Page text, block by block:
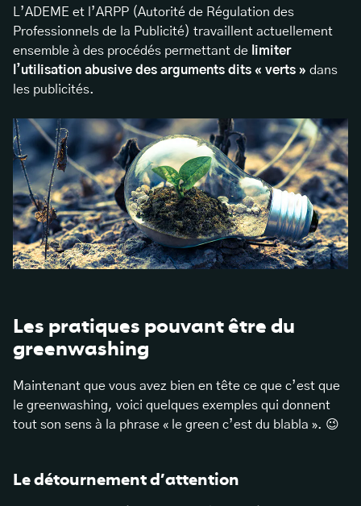
L’ADEME et l’ARPP (Autorité de Régulation des
Professionnels de la Publicité) travaillent actuellement
ensemble à des procédés permettant de limiter
l’utilisation abusive des arguments dits « verts » dans
les publicités.
Les pratiques pouvant être du
greenwashing
Maintenant que vous avez bien en tête ce que c’est que
le greenwashing, voici quelques exemples qui donnent
tout son sens à la phrase « le green c’est du blabla ». 😉
Le détournement d’attention